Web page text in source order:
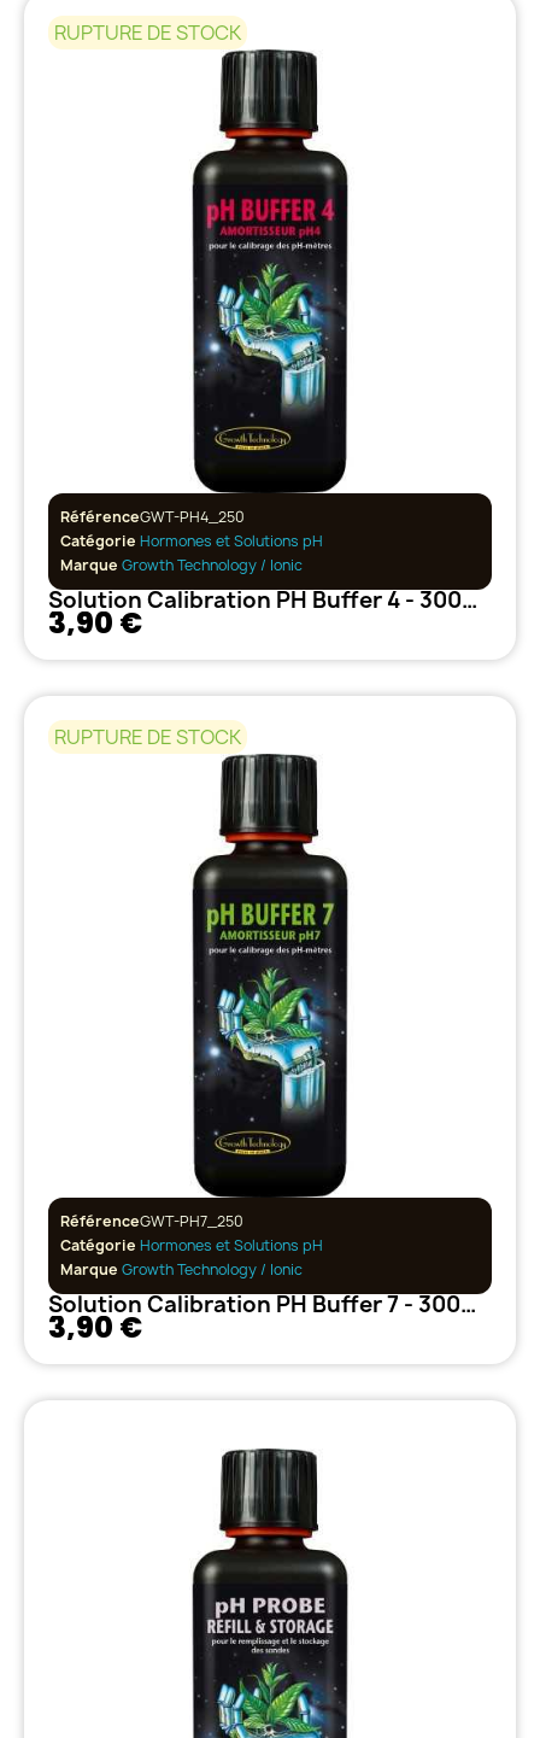
RUPTURE DE STOCK
RéférenceGWT-PH4_250
Catégorie Hormones et Solutions pH
Marque Growth Technology / Ionic
Solution Calibration PH Buffer 4 - 300ml Growth Technology
3,90 €
RUPTURE DE STOCK
RéférenceGWT-PH7_250
Catégorie Hormones et Solutions pH
Marque Growth Technology / Ionic
Solution Calibration PH Buffer 7 - 300ml Growth Technology
3,90 €